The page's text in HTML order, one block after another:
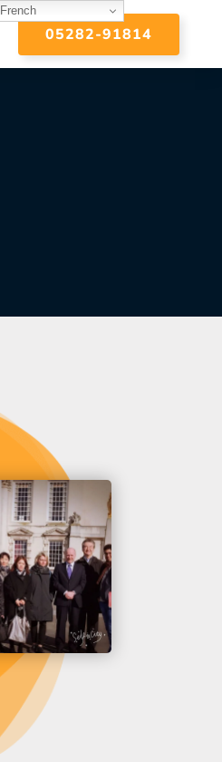
05282-91814
French